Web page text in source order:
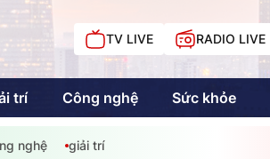
TV LIVE RADIO LIVE
trí Công nghệ Sức khỏe
Kinh tế
nghệ giải trí